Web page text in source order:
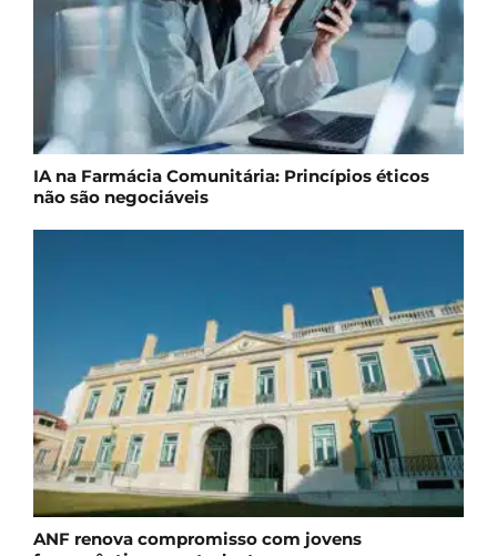
IA na Farmácia Comunitária: Princípios éticos
não são negociáveis
ANF renova compromisso com jovens